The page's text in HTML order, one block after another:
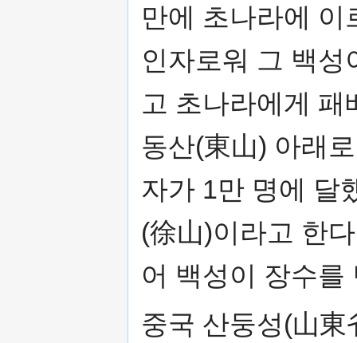
만에 초나라에
인자로워 그 백성
고 초나라에게
동산(東山) 아래
자가 1만 명에 달
(徐山)이라고 한
어 백성이 장수를
중국 산둥성(山